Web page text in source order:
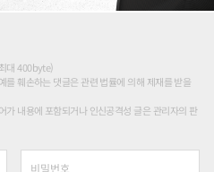
대 400byte)
를 훼손하는 댓글은 관련 법률에 의해 제재를 받을
가 내용에 포함되거나 인신공격성 글은 관리자의 판